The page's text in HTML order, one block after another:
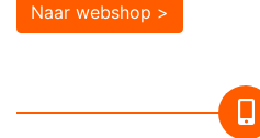
Naar webshop >